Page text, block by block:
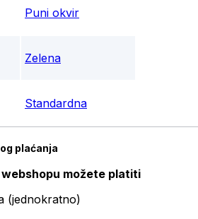
Puni okvir
Zelena
Standardna
plaćanja
webshopu možete platiti
(jednokratno)